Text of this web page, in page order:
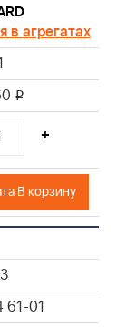
в агрегатах
i
+
В корзину
61-01